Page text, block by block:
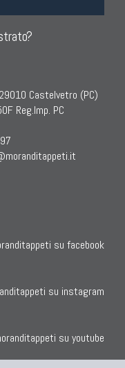
Castelvetro (PC)
Reg.Imp. PC